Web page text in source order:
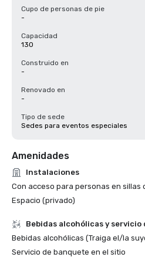
Cupo de personas de pie
-
Capacidad
130
Construido en
-
Renovado en
-
Tipo de sede
Sedes para eventos especiales
Amenidades
Instalaciones
Con acceso para personas en sillas
Espacio (privado)
Bebidas alcohólicas y
Bebidas alcohólicas (Traiga el/la
Servicio de banquete en el sitio